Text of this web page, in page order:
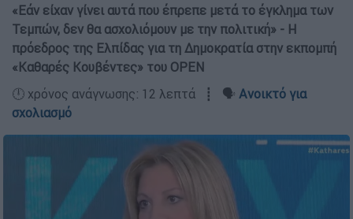
«Εάν είχαν γίνει αυτά που έπρεπε μετά το έγκλημα των
Τεμπών, δεν θα ασχολιόμουν με την πολιτική» - Η
πρόεδρος της Ελπίδας για τη Δημοκρατία στην εκπομπή
«Καθαρές Κουβέντες» του OPEN
🕛 χρόνος ανάγνωσης: 12 λεπτά ┋ 🗣️ Ανοικτό για
σχολιασμό